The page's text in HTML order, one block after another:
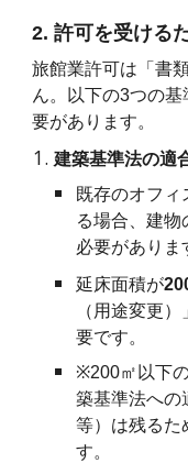
2. 許可を受ける
旅館業許可は「書
ん。以下の3つの
要があります。
建築基準法の適
既存のオフィ
る場合、建物
必要がありま
延床面積が
（用途変更
要です。
※200㎡以下
築基準法への
等）は残るた
す。